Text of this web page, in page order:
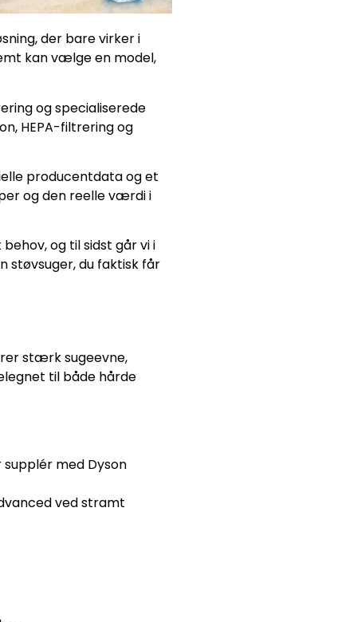
der bare virker i
kan vælge en model,
og specialiserede
HEPA-filtrering og
producentdata og et
og den reelle værdi i
og til sidst går vi i
støvsuger, du faktisk får
stærk sugeevne,
til både hårde
supplér med Dyson
ved stramt